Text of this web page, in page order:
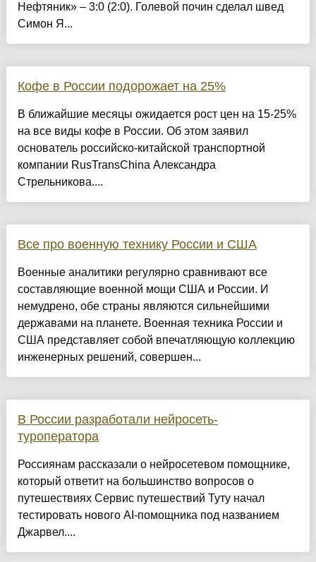
Нефтяник» – 3:0 (2:0). Голевой почин сделал швед
Симон Я...
Кофе в России подорожает на 25%
В ближайшие месяцы ожидается рост цен на 15-25%
на все виды кофе в России. Об этом заявил
основатель российско-китайской транспортной
компании RusTransChina Александра
Стрельникова....
Все про военную технику России и США
Военные аналитики регулярно сравнивают все
составляющие военной мощи США и России. И
немудрено, обе страны являются сильнейшими
державами на планете. Военная техника России и
США представляет собой впечатляющую коллекцию
инженерных решений, совершен...
В России разработали нейросеть-
туроператора
Россиянам рассказали о нейросетевом помощнике,
который ответит на большинство вопросов о
путешествиях Сервис путешествий Туту начал
тестировать нового AI-помощника под названием
Джарвел....